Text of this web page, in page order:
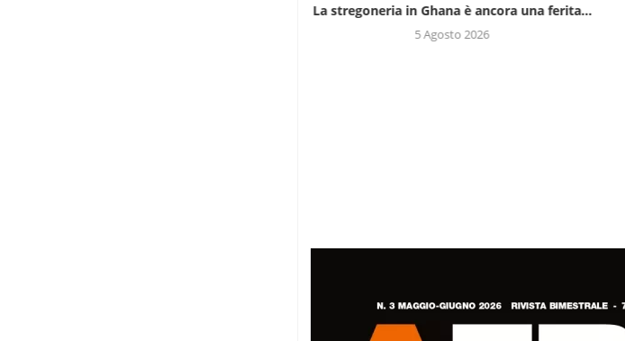
La stregoneria in Ghana è ancora una ferita...
5 Agosto 2026